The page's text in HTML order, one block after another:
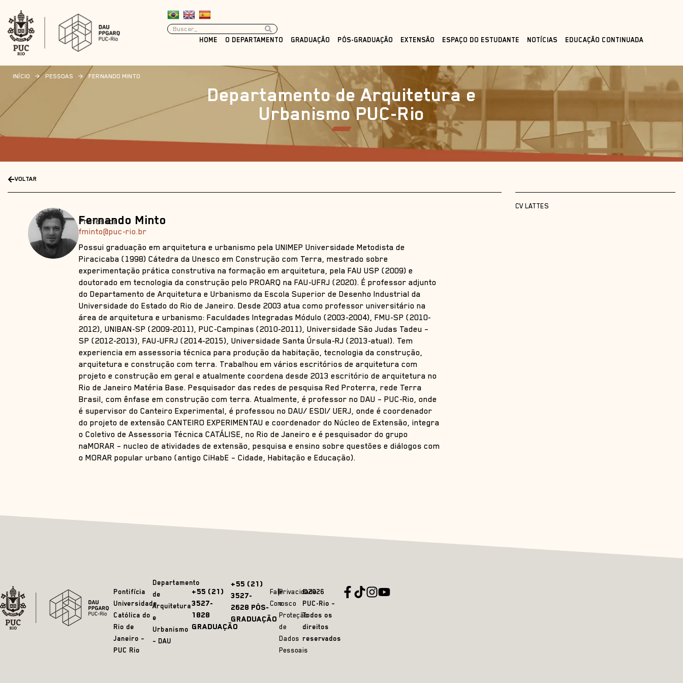
HOME O DEPARTAMENTO GRADUAÇÃO PÓS-GRADUAÇÃO EXTENSÃO ESPAÇO DO ESTUDANTE NOTÍCIAS EDUCAÇÃO CONTINUADA
INÍCIO > PESSOAS > FERNANDO MINTO
Departamento de Arquitetura e
Urbanismo PUC-Rio
VOLTAR
Fernando Minto
Professor
fminto@puc-rio.br
Possui graduação em arquitetura e urbanismo pela UNIMEP Universidade Metodista de
Piracicaba (1998) Cátedra da Unesco em Construção com Terra, mestrado sobre
experimentação prática construtiva na formação em arquitetura, pela FAU USP (2009) e
doutorado em tecnologia da construção pelo PROARQ na FAU-UFRJ (2020). É professor adjunto
do Departamento de Arquitetura e Urbanismo da Escola Superior de Desenho Industrial da
Universidade do Estado do Rio de Janeiro. Desde 2003 atua como professor universitário na
área de arquitetura e urbanismo: Faculdades Integradas Módulo (2003-2004), FMU-SP (2010-
2012), UNIBAN-SP (2009-2011), PUC-Campinas (2010-2011), Universidade São Judas Tadeu –
SP (2012-2013), FAU-UFRJ (2014-2015), Universidade Santa Úrsula-RJ (2013-atual). Tem
experiencia em assessoria técnica para produção da habitação, tecnologia da construção,
arquitetura e construção com terra. Trabalhou em vários escritórios de arquitetura com
projeto e construção em geral e atualmente coordena desde 2013 escritório de arquitetura no
Rio de Janeiro Matéria Base. Pesquisador das redes de pesquisa Red Proterra, rede Terra
Brasil, com ênfase em construção com terra. Atualmente, é professor no DAU – PUC-Rio, onde
é supervisor do Canteiro Experimental, é professou no DAU/ ESDI/ UERJ, onde é coordenador
do projeto de extensão CANTEIRO EXPERIMENTAU e coordenador do Núcleo de Extensão, integra
o Coletivo de Assessoria Técnica CATÁLISE, no Rio de Janeiro e é pesquisador do grupo
naMORAR – nucleo de atividades de extensão, pesquisa e ensino sobre questões e diálogos com
o MORAR popular urbano (antigo CiHabE – Cidade, Habitação e Educação).
CV LATTES
Pontifícia
Universidade
Católica do
Rio de
Janeiro –
PUC Rio
Departamento
de
Arquitetura
e
Urbanismo
– DAU
+55 (21)
3527-
1828
GRADUAÇÃO
+55 (21)
3527-
2628 PÓS-
GRADUAÇÃO
Fale
Conosco
Privacidade
e
Proteção
de
Dados
Pessoais
©2026
PUC-Rio –
Todos os
direitos
reservados